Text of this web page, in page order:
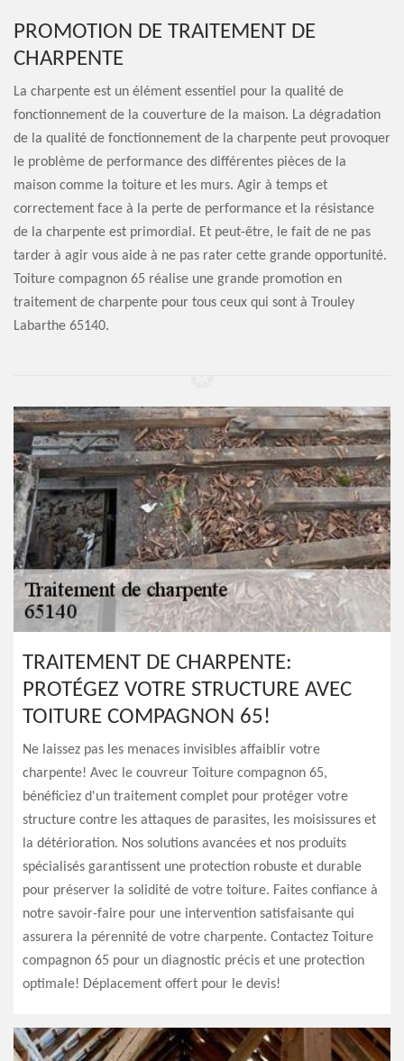
PROMOTION DE TRAITEMENT DE
CHARPENTE
La charpente est un élément essentiel pour la qualité de
fonctionnement de la couverture de la maison. La dégradation
de la qualité de fonctionnement de la charpente peut provoquer
le problème de performance des différentes pièces de la
maison comme la toiture et les murs. Agir à temps et
correctement face à la perte de performance et la résistance
de la charpente est primordial. Et peut-être, le fait de ne pas
tarder à agir vous aide à ne pas rater cette grande opportunité.
Toiture compagnon 65 réalise une grande promotion en
traitement de charpente pour tous ceux qui sont à Trouley
Labarthe 65140.
TRAITEMENT DE CHARPENTE:
PROTÉGEZ VOTRE STRUCTURE AVEC
TOITURE COMPAGNON 65!
Ne laissez pas les menaces invisibles affaiblir votre
charpente! Avec le couvreur Toiture compagnon 65,
bénéficiez d'un traitement complet pour protéger votre
structure contre les attaques de parasites, les moisissures et
la détérioration. Nos solutions avancées et nos produits
spécialisés garantissent une protection robuste et durable
pour préserver la solidité de votre toiture. Faites confiance à
notre savoir-faire pour une intervention satisfaisante qui
assurera la pérennité de votre charpente. Contactez Toiture
compagnon 65 pour un diagnostic précis et une protection
optimale! Déplacement offert pour le devis!